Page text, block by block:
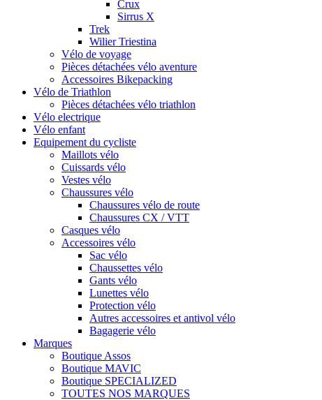
Crux
Sirrus X
Trek
Wilier Triestina
Vélo de voyage
Pièces détachées vélo aventure
Accessoires Bikepacking
Vélo de Triathlon
Pièces détachées vélo triathlon
Vélo electrique
Vélo enfant
Equipement du cycliste
Maillots vélo
Cuissards vélo
Vestes vélo
Chaussures vélo
Chaussures vélo de route
Chaussures CX / VTT
Casques vélo
Accessoires vélo
Sac vélo
Chaussettes vélo
Gants vélo
Lunettes vélo
Protection vélo
Autres accessoires et antivol vélo
Bagagerie vélo
Marques
Boutique Assos
Boutique MAVIC
Boutique SPECIALIZED
TOUTES NOS MARQUES